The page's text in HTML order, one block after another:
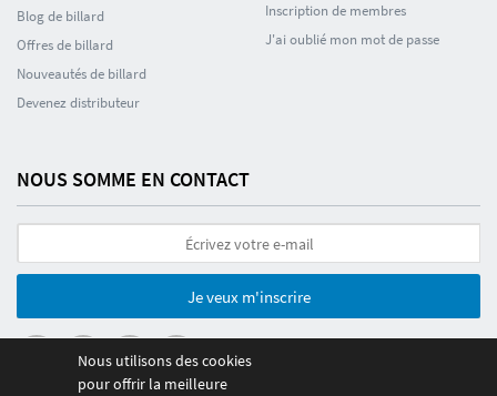
Blog de billard
Offres de billard
Nouveautés de billard
Devenez distributeur
Inscription de membres
J'ai oublié mon mot de passe
NOUS SOMME EN CONTACT
Je veux m'inscrire
Nous utilisons des cookies
pour offrir la meilleure